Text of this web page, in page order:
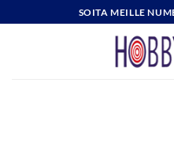
to
SOITA MEILLE